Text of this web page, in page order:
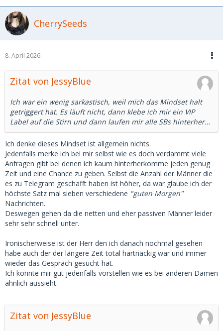
Wahrscheinlichkeit, dass es zu einem Date kommt. Bei mir
sind es ca. 8-10%.
Ich war ein wenig sarkastisch, weil mich das Mindset halt
Label auf die Stirn und dann laufen mir alle SBs hinterher…
CherrySeeds
8. April 2026
Zitat von JessyBlue
Ich war ein wenig sarkastisch, weil mich das Mindset halt
getriggert hat. Es läuft nicht, dann klebe ich mir ein VIP
Label auf die Stirn und dann laufen mir alle SBs hinterher…
Ich denke dieses Mindset ist allgemein nichts.
Jedenfalls merke ich bei mir selbst wie es doch verdammt viele
Anfragen gibt bei denen ich kaum hinterherkomme jeden genug
Zeit und eine Chance zu geben. Selbst die Anzahl der Männer die
es zu Telegram geschafft haben ist höher, da war glaube ich der
höchste Satz mal sieben verschiedene "guten Morgen"
Nachrichten.
Deswegen gehen da die netten und eher passiven Männer leider
sehr sehr schnell unter.
Ironischerweise ist der Herr den ich danach nochmal gesehen
habe auch der der längere Zeit total hartnäckig war und immer
wieder das Gespräch gesucht hat.
Ich könnte mir gut jedenfalls vorstellen wie es bei anderen Damen
ähnlich aussieht.
Zitat von JessyBlue